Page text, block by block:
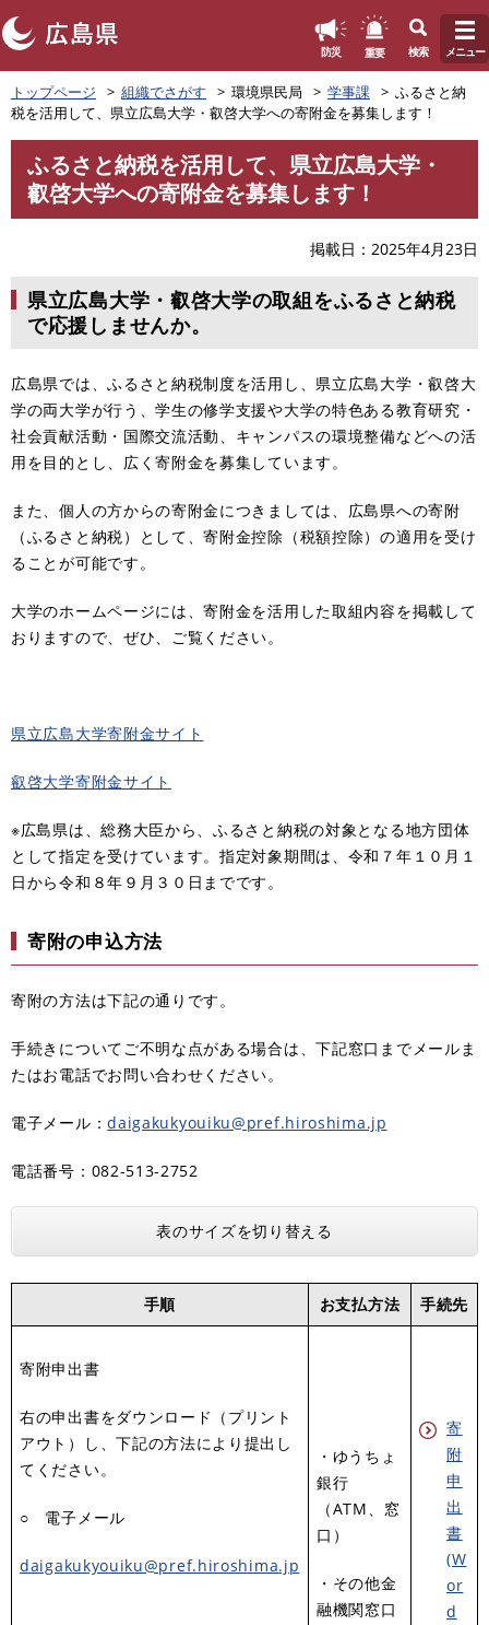
ペ
ー
ジ
の
で
防災 重要 検索 メニュー
トップページ 組織でさがす 環境県民局 学事課
ふるさと納
税を活用して、県立広島大学・叡啓大学への寄附金を募集します！
ふるさと納税を活用して、県立広島大学・
叡啓大学への寄附金を募集します！
掲載日 2025年4月23日
県立広島大学・叡啓大学の取組をふるさと納税
で応援しませんか。
広島県では、ふるさと納税制度を活用し、県立広島大学・叡啓大
学の両大学が行う、学生の修学支援や大学の特色ある教育研究・
社会貢献活動・国際交流活動、キャンパスの環境整備などへの活
用を目的とし、広く寄附金を募集しています。
また、個人の方からの寄附金につきましては、広島県への寄附
（ふるさと納税）として、寄附金控除（税額控除）の適用を受け
ることが可能です。
大学のホームページには、寄附金を活用した取組内容を掲載して
おりますので、ぜひ、ご覧ください。
県立広島大学寄附金サイト
叡啓大学寄附金サイト
※広島県は、総務大臣から、ふるさと納税の対象となる地方団体
として指定を受けています。指定対象期間は、令和７年１０月１
日から令和８年９月３０日までです。
寄附の申込方法
寄附の方法は下記の通りです。
手続きについてご不明な点がある場合は、下記窓口までメールま
たはお電話でお問い合わせください。
電子メール：daigakukyouiku@pref.hiroshima.jp
電話番号：082-513-2752
表のサイズを切り替える
手順 お支払方法 手続先
寄附申出書
右の申出書をダウンロード（プリント
アウト）し、下記の方法により提出し
てください。
○ 電子メール
daigakukyouiku@pref.hiroshima.jp
・ゆうちょ
銀行
（ATM、窓
口）
・その他金
融機関窓口
寄
附
申
出
書
(W
or
d